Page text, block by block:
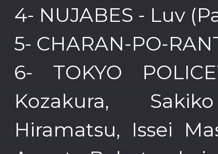
4- NUJABES - Luv
5- CHARAN-PO-
6- TOKYO
Kozakura,
Hiramatsu, Issei